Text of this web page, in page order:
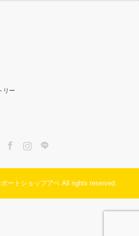
リー
ートショップアベAll rights reserved.